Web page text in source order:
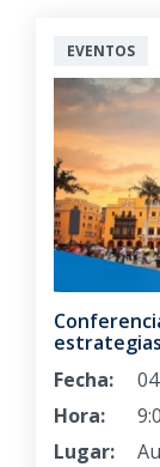
EVENTOS
Fecha:
Hora:
Lugar: